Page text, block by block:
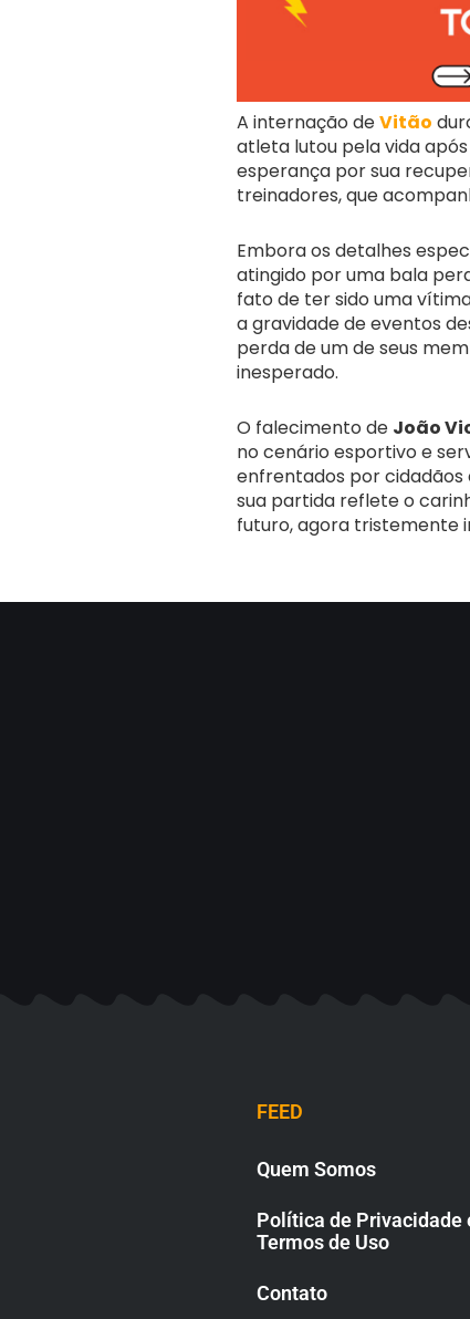
A internação deVitão
atleta lutou pela vida
esperança por sua
treinadores, que
Embora os detalhes
atingido por uma bala
fato de ter sido uma
a gravidade de eventos
perda de um de seus
inesperado.
O falecimento de João
no cenário esportivo e
enfrentados por cidadãos
sua partida reflete o
futuro, agora tristemente
FEED
Quem Somos
Política de Privacidade
Termos de Uso
Contato